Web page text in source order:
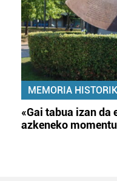
MEMORIA
«Gai tabua izan da
azkeneko